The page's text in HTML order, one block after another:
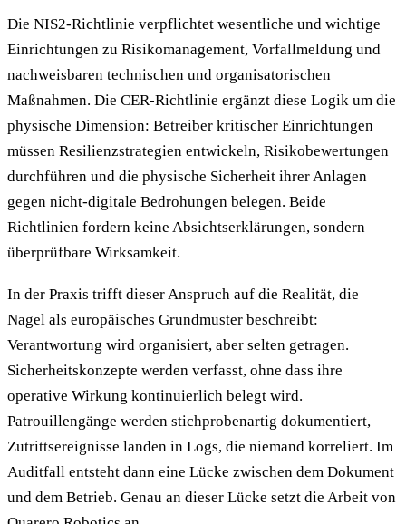
Die NIS2-Richtlinie verpflichtet wesentliche und wichtige
Einrichtungen zu Risikomanagement, Vorfallmeldung und
nachweisbaren technischen und organisatorischen
Maßnahmen. Die CER-Richtlinie ergänzt diese Logik um die
physische Dimension: Betreiber kritischer Einrichtungen
müssen Resilienzstrategien entwickeln, Risikobewertungen
durchführen und die physische Sicherheit ihrer Anlagen
gegen nicht-digitale Bedrohungen belegen. Beide
Richtlinien fordern keine Absichtserklärungen, sondern
überprüfbare Wirksamkeit.
In der Praxis trifft dieser Anspruch auf die Realität, die
Nagel als europäisches Grundmuster beschreibt:
Verantwortung wird organisiert, aber selten getragen.
Sicherheitskonzepte werden verfasst, ohne dass ihre
operative Wirkung kontinuierlich belegt wird.
Patrouillengänge werden stichprobenartig dokumentiert,
Zutrittsereignisse landen in Logs, die niemand korreliert. Im
Auditfall entsteht dann eine Lücke zwischen dem Dokument
und dem Betrieb. Genau an dieser Lücke setzt die Arbeit von